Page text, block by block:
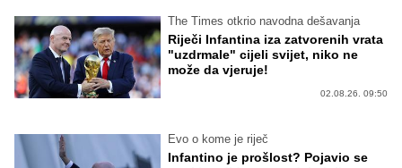
The Times otkrio navodna dešavanja
Riječi Infantina iza zatvorenih vrata
"uzdrmale" cijeli svijet, niko ne
može da vjeruje!
02.08.26. 09:50
Evo o kome je riječ
Infantino je prošlost? Pojavio se